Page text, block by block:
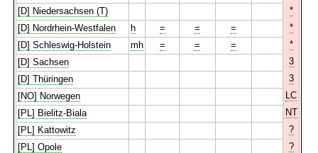
[D] Niedersachsen (T)
*
[D] Nordrhein-Westfalen
h = = =
*
[D] Schleswig-Holstein
mh = = =
*
[D] Sachsen
3
[D] Thüringen
3
[NO] Norwegen
LC
[PL] Bielitz-Biala
NT
[PL] Kattowitz
?
[PL] Opole
?